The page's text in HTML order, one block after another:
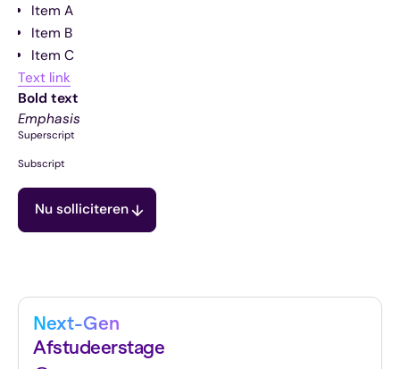
Item A
Item B
Item C
Text link
Bold text
Emphasis
Superscript
Subscript
Nu solliciteren
Next-Gen
Afstudeerstage